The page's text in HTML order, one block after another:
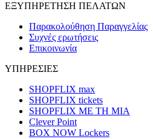
ΕΞΥΠΗΡΕΤΗΣΗ ΠΕΛΑΤΩΝ
Παρακολούθηση Παραγγελίας
Συχνές ερωτήσεις
Επικοινωνία
ΥΠΗΡΕΣΙΕΣ
SHOPFLIX max
SHOPFLIX tickets
SHOPFLIX ΜΕ ΤΗ ΜΙΑ
Clever Point
BOX NOW Lockers